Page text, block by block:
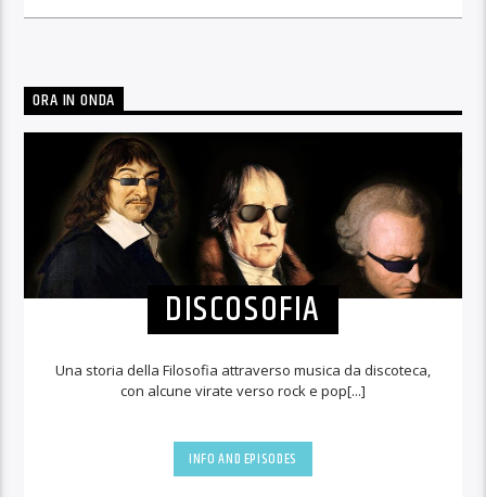
ORA IN ONDA
DISCOSOFIA
Una storia della Filosofia attraverso musica da discoteca,
con alcune virate verso rock e pop[...]
INFO AND EPISODES